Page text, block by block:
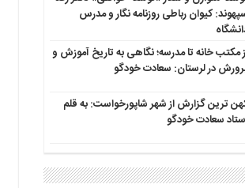
کیوان رباطی روزنامه نگار و مدرس
مکتب خانه تا مدرسه؛ نگاهی به تاریخ آموزش و
در لرستان: سعادت خودگو
ترین گزارش از شهر شاپورخواست: به قلم
سعادت خودگو